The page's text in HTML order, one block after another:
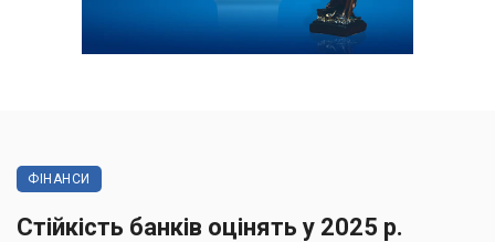
ФІНАНСИ
Стійкість банків оцінять у 2025 р.